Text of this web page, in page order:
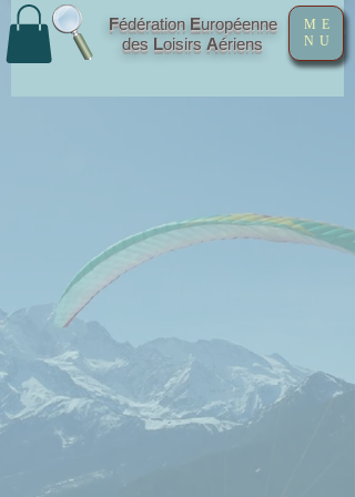
Fédération Européenne
des Loisirs Aériens
ME
NU